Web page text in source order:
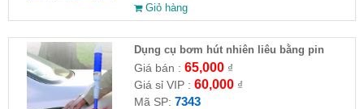
Giỏ hàng
Dụng cụ bơm hút nhiên liêu bằng pin
Giá bán : 65,000₫
Giá sỉ VIP : 60,000₫
Mã SP: 7343